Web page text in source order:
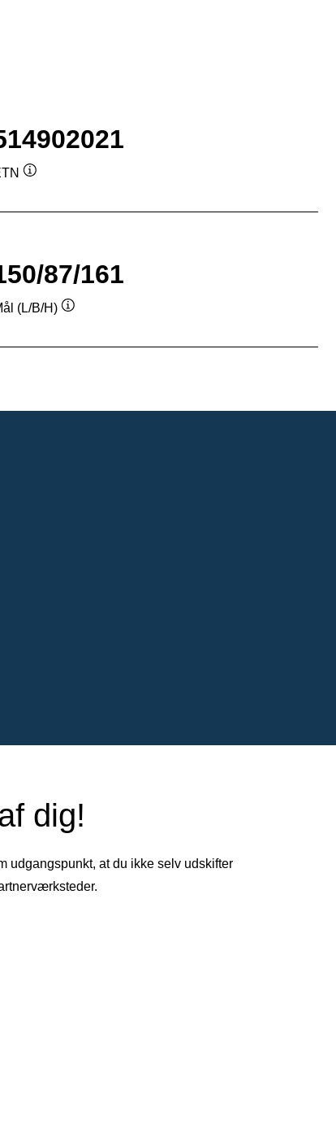
87/161
(L/B/H)
dig!
udgangspunkt, at du ikke selv udskifter